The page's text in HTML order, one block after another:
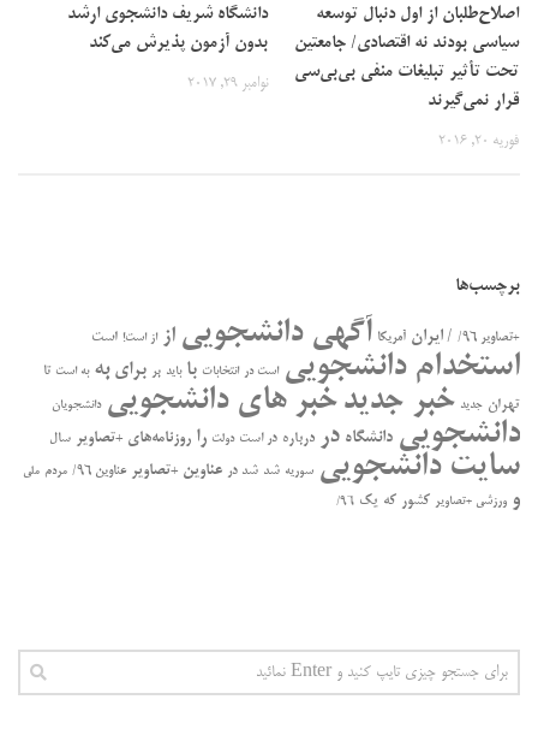
اصلاح‌طلبان از اول دنبال توسعه
سیاسی بودند نه اقتصادی/ جامعتین
تحت‌ تأثیر تبلیغات منفی بی‌بی‌سی
قرار نمی‌گیرند
فوریه 20, 2016
دانشگاه شریف دانشجوی ارشد
بدون آزمون پذیرش می‌کند
نوامبر 29, 2017
برچسب‌ها
+تصاویر ۹۶/ / ایران آمریکا آگهی دانشجویی از از است! است
استخدام دانشجویی است در انتخابات با باید بر برای به به است تا
تهران جدید خبر جدید خبر های دانشجویی دانشجویان
دانشجویی دانشگاه در درباره در ﺍﺳﺖ دولت را روزنامه‌های +تصاویر سال
سایت دانشجویی سوریه شد شد در عناوین +تصاویر عناوین ۹۶/ مردم ملی
و ورزشی +تصاویر کشور که یک ۹۶/